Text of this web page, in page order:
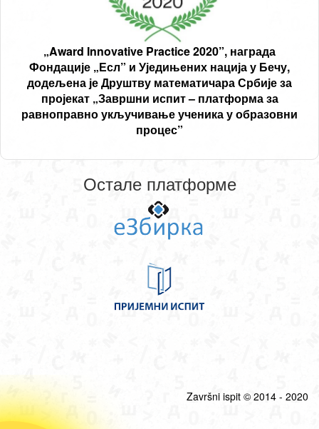
„Award Innovative Practice 2020”, награда
Фондације „Есл” и Уједињених нација у Бечу,
додељена је Друштву математичара Србије за
пројекат „Завршни испит – платформа за
равноправно укључивање ученика у образовни
процес”
Остале платформе
Završni ispit © 2014 - 2020